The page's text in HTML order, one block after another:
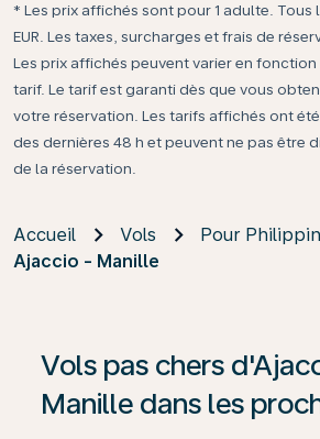
* Les prix affichés sont pour 1 adulte. Tous
EUR. Les taxes, surcharges et frais de
Les prix affichés peuvent varier en
tarif. Le tarif est garanti dès que vous
votre réservation. Les tarifs affichés ont
des dernières 48 h et peuvent ne pas être
de la réservation.
Accueil Vols
Pour
Ajaccio - Manille
Vols pas chers
Manille dans les
Si aucun résultat n’est